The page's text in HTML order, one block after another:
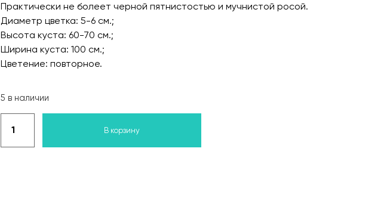
Практически не болеет черной пятнистостью и мучнистой росой.
Диаметр цветка: 5-6 см.;
Высота куста: 60-70 см.;
Ширина куста: 100 см.;
Цветение: повторное.
5 в наличии
В корзину